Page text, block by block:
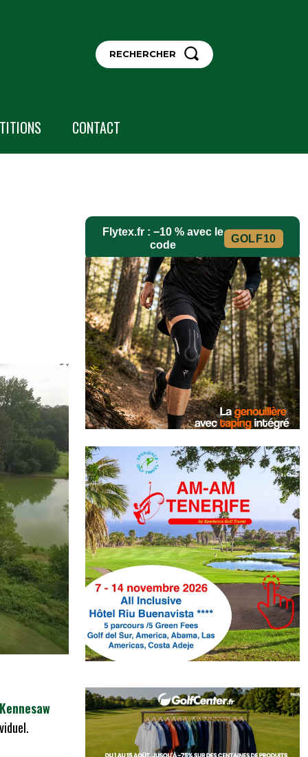
RECHERCHER
CONTACT
Kennesaw
Flytex.fr : −10 % avec le
code
GOLF10